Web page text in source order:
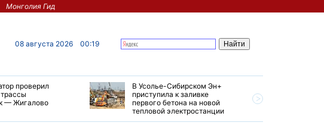
Монголия Гид
08 августа 2026 00:19
проверил
— Жигалово
В Усолье-Сибирском Эн+
приступила к заливке
первого бетона на новой
тепловой электростанции